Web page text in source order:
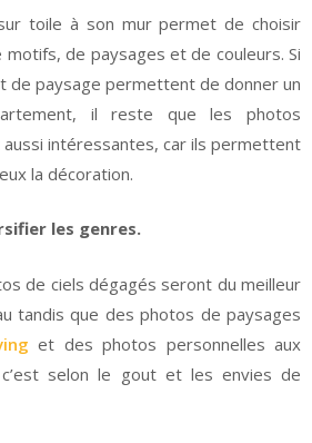
toile à son mur permet de choisir
de paysages et de couleurs. Si
de paysage permettent de donner un
il reste que les photos
intéressantes, car ils permettent
la décoration.
les genres.
de ciels dégagés seront du meilleur
tandis que des photos de paysages
et des photos personnelles aux
selon le gout et les envies de